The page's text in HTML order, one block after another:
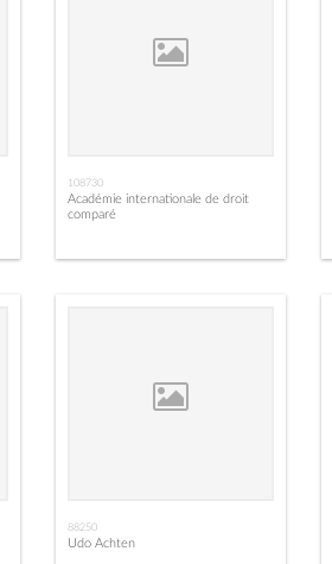
108730
Académie internationale de droit
comparé
88250
Udo Achten